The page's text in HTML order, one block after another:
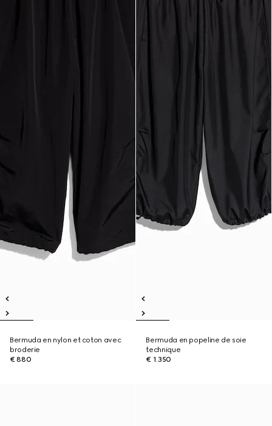
Bermuda en nylon et coton avec
broderie
€ 880
Bermuda en popeline de soie
technique
€ 1.350